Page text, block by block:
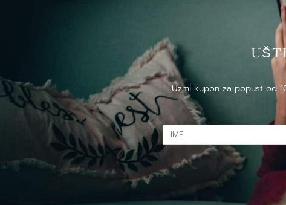
Uzmi kupon za popust od
IME